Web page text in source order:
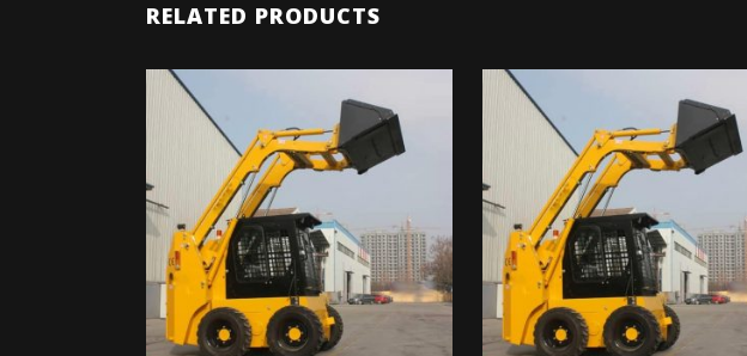
RELATED PRODUCTS